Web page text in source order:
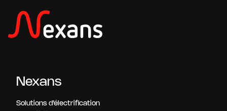
Nexans
Solutions d’électrification